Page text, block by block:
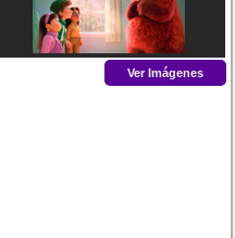
Ver Imágenes